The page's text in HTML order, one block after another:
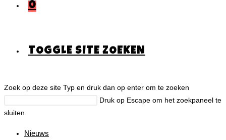
0
TOGGLE SITE ZOEKEN
Zoek op deze site Typ en druk dan op enter om te zoeken
Druk op Escape om het zoekpaneel te
sluiten.
Nieuws